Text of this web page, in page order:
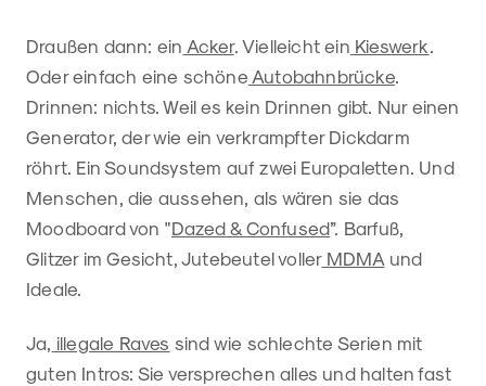
Draußen dann: ein Acker. Vielleicht ein Kieswerk
Oder einfach eine schöne Autobahnbrücke.
Drinnen: nichts. Weil es kein Drinnen gibt. Nur einen
Generator, der wie ein verkrampfter Dickdarm
röhrt. Ein Soundsystem auf zwei Europaletten. Und
Menschen, die aussehen, als wären sie das
Moodboard von "Dazed & Confused”. Barfuß,
Glitzer im Gesicht, Jutebeutel vollerMDMA und
Ideale.
Ja, illegale Raves sind wie schlechte Serien mit
guten Intros: Sie versprechen alles und halten fast